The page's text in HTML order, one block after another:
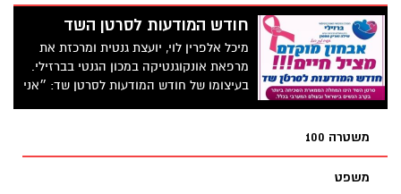
חודש המודעות לסרטן השד
מיכל אלפרין לוי, יועצת גנטית ומרכזת את
מרפאת אונקוגנטיקה במכון הגנטי בברזילי.
בעיצומו של חודש המודעות לסרטן שד: ״אני
משטרה 100
משפט